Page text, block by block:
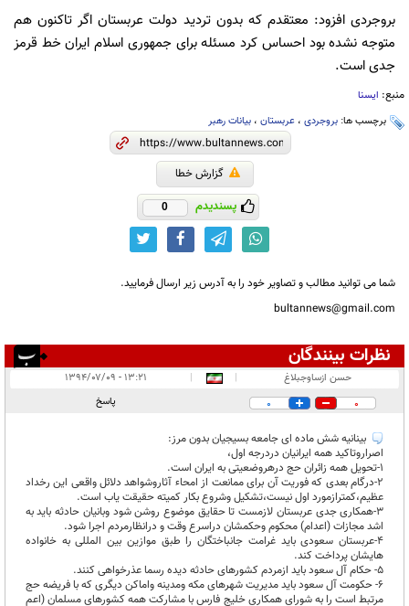
بروجردی افزود: معتقدم که بدون تردید دولت عربستان اگر تاکنون هم
متوجه نشده بود احساس کرد مسئله برای جمهوری اسلام ایران خط قرمز
جدی است.
منبع: ایسنا
برچسب ها: بروجردی ، عربستان ، بیانات رهبر
گزارش خطا
پسندیدم 0
شما می توانید مطالب و تصاویر خود را به آدرس زیر ارسال فرمایید.
bultannews@gmail.com
نظرات بینندگان
انتشار یافته:۱
در انتظار بررسی:
حسن ازساوجبلاغ |
|
۱۳:۲۱ - ۱۳۹۴/۰۷/۰۹
0
0 پاسخ
بینانیه شش ماده ای جامعه بسیجیان بدون مرز:
اصراروتاکید همه ایرانیان دردرجه اول،
1-تحویل همه زائران حج درهروضعیتی به ایران است.
2-درگام بعدی که فوریت آن برای ممانعت از امحاء آثاروشواهد دلائل واقعی این رخداد
عظیم،کمترازمورد اول نیست،تشکیل وشروع بکار کمیته حقیقت یاب است.
3-همکاری جدی عربستان لازمست تا حقایق موضوع روشن شود وبانیان حادثه باید به
اشد مجازات (اعدام) محکوم وحکمشان دراسرع وقت و درانظارمردم اجرا شود.
4-عربستان سعودی باید غرامت جانباختگان را طبق موازین بین المللی به خانواده
هایشان پرداخت کند.
5- حکام آل سعود باید ازمردم کشورهای حادثه دیده رسما عذرخواهی کنند.
6- حکومت آل سعود باید مدیریت شهرهای مکه ومدینه واماکن دیگری که با فریضه حج
مرتبط است را به شورای همکاری خلیج فارس با مشارکت همه کشورهای مسلمان (اعم